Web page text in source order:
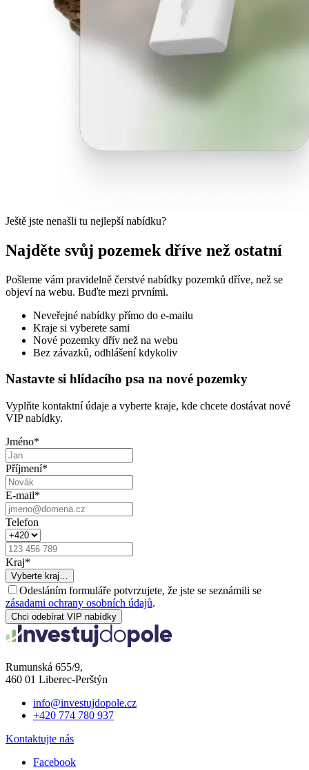
Ještě jste nenašli tu nejlepší nabídku?
Najděte svůj pozemek dříve než ostatní
Pošleme vám pravidelně čerstvé nabídky pozemků dříve, než se
objeví na webu. Buďte mezi prvními.
Neveřejné nabídky přímo do e-mailu
Kraje si vyberete sami
Nové pozemky dřív než na webu
Bez závazků, odhlášení kdykoliv
Nastavte si hlídacího psa na nové pozemky
Vyplňte kontaktní údaje a vyberte kraje, kde chcete dostávat nové
VIP nabídky.
Jméno*
Příjmení*
E-mail*
Telefon
Kraj*
Vyberte kraj…
Odesláním formuláře potvrzujete, že jste se seznámili se
zásadami ochrany osobních údajů.
Chci odebírat VIP nabídky
Rumunská 655/9,
460 01 Liberec-Perštýn
info@investujdopole.cz
+420 774 780 937
Kontaktujte nás
Facebook